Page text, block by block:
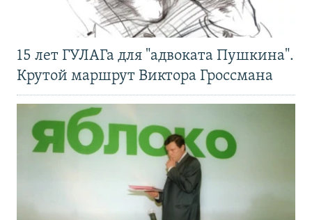
15 лет ГУЛАГа для "адвоката Пушкина".
Крутой маршрут Виктора Гроссмана